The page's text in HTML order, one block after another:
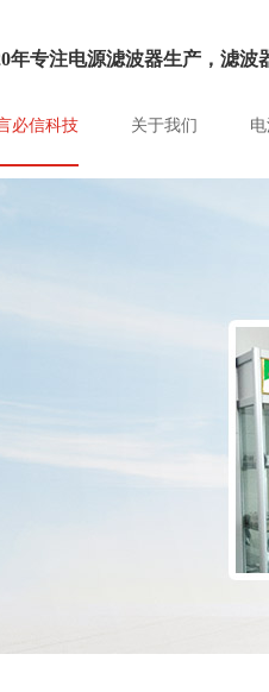
年专注电源滤波器生产，滤波
必信科技 关于我们